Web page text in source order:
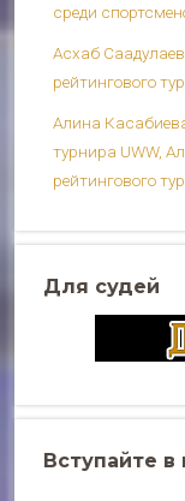
среди
Асхаб
рейтингового
Алина
турнира UWW,
рейтингового
Для судей
Вступайте в